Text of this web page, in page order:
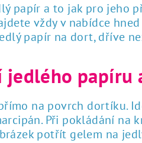
papír a to jak pro jeho
vždy v nabídce
papír na dort, dříve
jedlého papíru
na povrch dortíku.
Při pokládání na
potřít gelem na